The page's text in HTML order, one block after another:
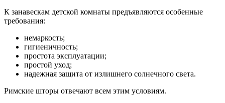
К занавескам детской комнаты предъявляются особенные
требования:
немаркость;
гигиеничность;
простота эксплуатации;
простой уход;
надежная защита от излишнего солнечного света.
Римские шторы отвечают всем этим условиям.